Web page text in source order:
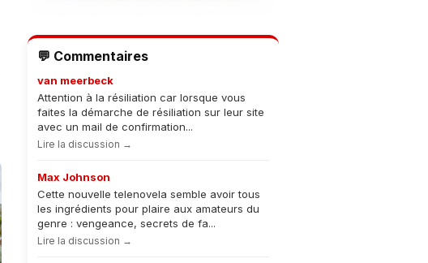
💬 Commentaires
van meerbeck
Attention à la résiliation car lorsque vous
faites la démarche de résiliation sur leur site
avec un mail de confirmation...
Lire la discussion →
Max Johnson
Cette nouvelle telenovela semble avoir tous
les ingrédients pour plaire aux amateurs du
genre : vengeance, secrets de fa...
Lire la discussion →